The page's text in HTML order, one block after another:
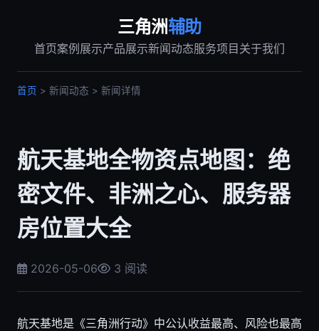
三角洲辅助
首页案例展示产品展示新闻动态服务项目 关于我们
首页 > 新闻动态 > 新闻详情
航天基地全物资点地图：绝
密文件、非洲之心、服务器
房位置大全
2026-05-06 3 阅读
航天基地是《三角洲行动》中公认收益最高、风险也最高